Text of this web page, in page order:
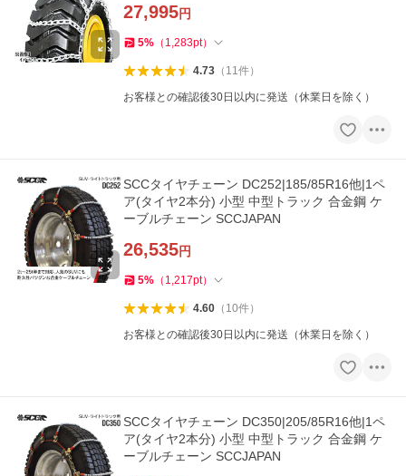
27,995円
5% （ 1,283pt）
4.73（ 11件）
お客様との確認後30日以内に発送（休業日を除く）
SCCタイヤチェーン DC252|185/85R16他|1ペ
ア(タイヤ2本分) 小型 中型トラック 合金鋼 ケ
ーブルチェーン SCCJAPAN
26,535円
5% （ 1,217pt）
4.60（ 10件）
お客様との確認後30日以内に発送（休業日を除く）
SCCタイヤチェーン DC350|205/85R16他|1ペ
ア(タイヤ2本分) 小型 中型トラック 合金鋼 ケ
ーブルチェーン SCCJAPAN